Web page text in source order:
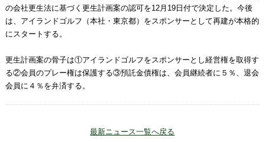
の会社更生法に基づく更生計画案の認可を12月19日付で決定した。今後
は、アイランドゴルフ（本社・東京都）をスポンサーとして再建が本格的
にスタートする。
更生計画案の骨子は①アイランドゴルフをスポンサーとし経営権を取得す
る②会員のプレー権は保護する③預託金債権は、会員継続者に５％、退会
会員に４％を弁済する。
最新ニュース一覧へ戻る